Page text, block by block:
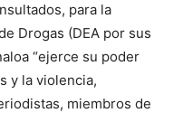
para la
Drogas (DEA por sus
“ejerce su poder
y la violencia,
miembros de